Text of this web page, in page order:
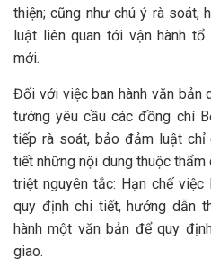
thiện; cũng như chú ý rà soát,
luật liên quan tới vận hành
mới.
Đối với việc ban hành văn bản
tướng yêu cầu các đồng chí
tiếp rà soát, bảo đảm luật chỉ
tiết những nội dung thuộc thẩm
triệt nguyên tắc: Hạn chế việc
quy định chi tiết, hướng dẫn
hành một văn bản để quy
giao.